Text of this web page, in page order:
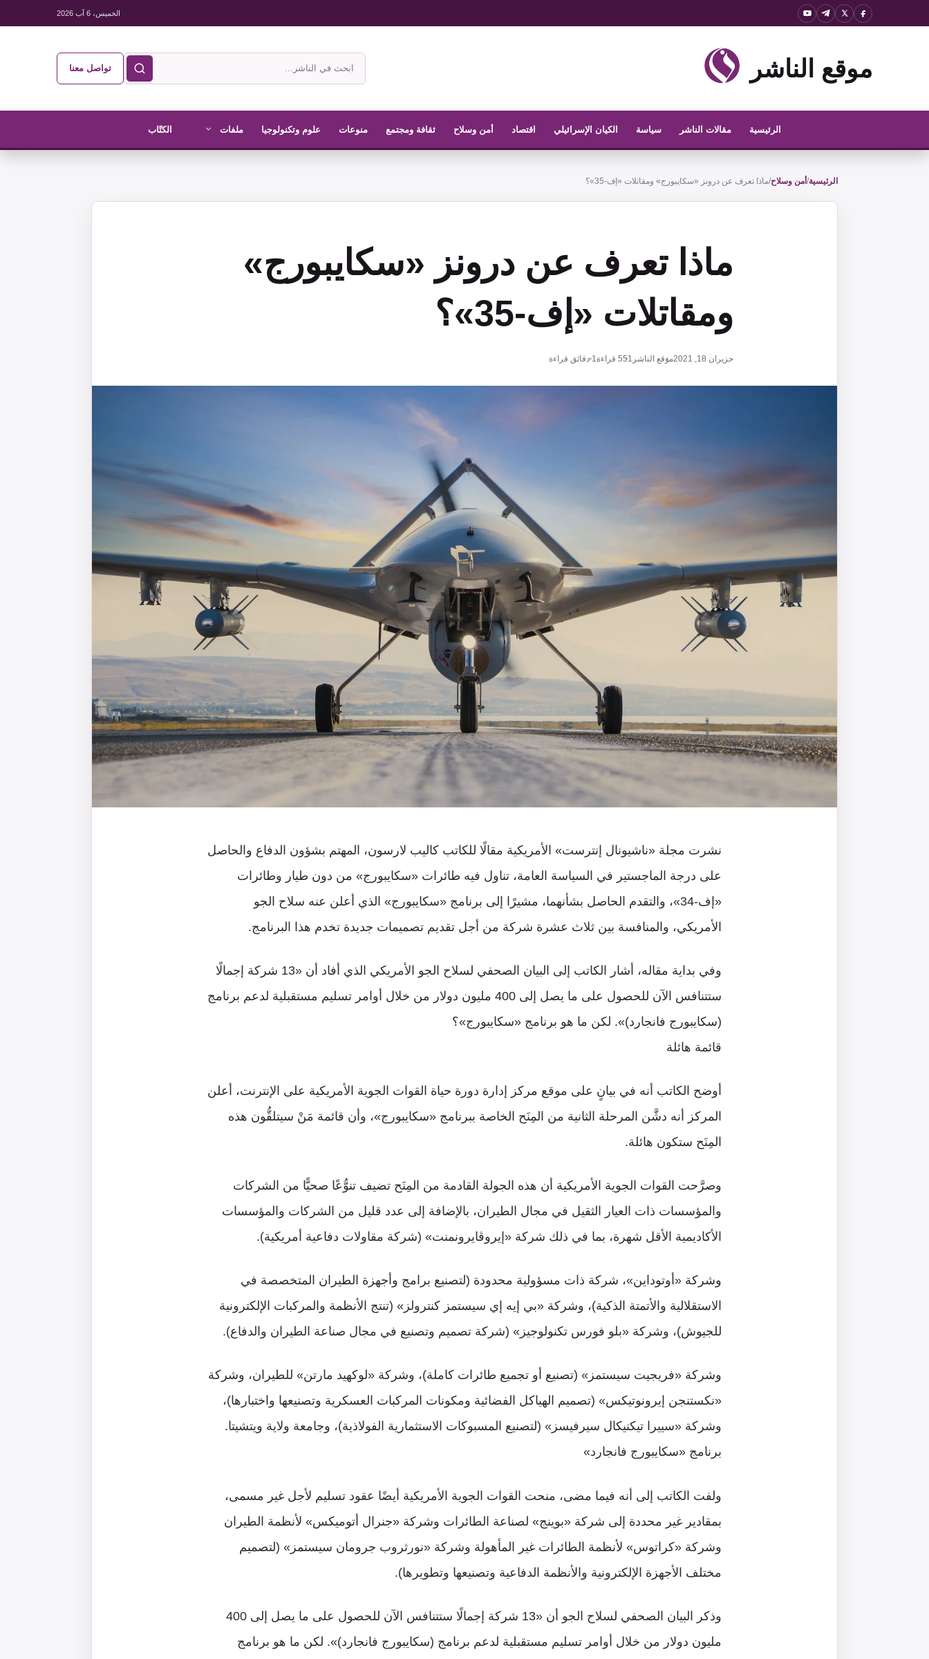
الخميس، 6 آب 2026
موقع الناشر
ابحث
في
الناشر
تواصل معنا
الرئيسية مقالات الناشر سياسة الكيان الإسرائيلي اقتصاد أمن وسلاح ثقافة ومجتمع منوعات علوم وتكنولوجيا ملفات الكتّاب
الرئيسية/ أمن وسلاح/ماذا تعرف عن درونز «سكايبورج» ومقاتلات «إف-35»؟
ماذا تعرف عن درونز «سكايبورج»
ومقاتلات «إف-35»؟
حزيران 18, 2021 موقع الناشر 551 قراءة1 دقائق قراءة
نشرت مجلة «ناشيونال إنترست» الأمريكية مقالًا للكاتب كاليب لارسون، المهتم بشؤون الدفاع والحاصل
على درجة الماجستير في السياسة العامة، تناول فيه طائرات «سكايبورج» من دون طيار وطائرات
«إف-34»، والتقدم الحاصل بشأنهما، مشيرًا إلى برنامج «سكايبورج» الذي أعلن عنه سلاح الجو
الأمريكي، والمنافسة بين ثلاث عشرة شركة من أجل تقديم تصميمات جديدة تخدم هذا البرنامج.
وفي بداية مقاله، أشار الكاتب إلى البيان الصحفي لسلاح الجو الأمريكي الذي أفاد أن «13 شركة إجمالًا
ستتنافس الآن للحصول على ما يصل إلى 400 مليون دولار من خلال أوامر تسليم مستقبلية لدعم برنامج
(سكايبورج فانجارد)». لكن ما هو برنامج «سكايبورج»؟
قائمة هائلة
أوضح الكاتب أنه في بيانٍ على موقع مركز إدارة دورة حياة القوات الجوية الأمريكية على الإنترنت، أعلن
المركز أنه دشَّن المرحلة الثانية من المِنَح الخاصة ببرنامج «سكايبورج»، وأن قائمة مَنْ سيتلقُّون هذه
المِنَح ستكون هائلة.
وصرَّحت القوات الجوية الأمريكية أن هذه الجولة القادمة من المِنَح تضيف تنوُّعًا صحيًّا من الشركات
والمؤسسات ذات العيار الثقيل في مجال الطيران، بالإضافة إلى عدد قليل من الشركات والمؤسسات
الأكاديمية الأقل شهرة، بما في ذلك شركة «إيروڤايرونمنت» (شركة مقاولات دفاعية أمريكية).
وشركة «أوتوداين»، شركة ذات مسؤولية محدودة (لتصنيع برامج وأجهزة الطيران المتخصصة في
الاستقلالية والأتمتة الذكية)، وشركة «بي إيه إي سيستمز كنترولز» (تنتج الأنظمة والمركبات الإلكترونية
للجيوش)، وشركة «بلو فورس تكنولوجيز» (شركة تصميم وتصنيع في مجال صناعة الطيران والدفاع).
وشركة «فريجيت سيستمز» (تصنيع أو تجميع طائرات كاملة)، وشركة «لوكهيد مارتن» للطيران، وشركة
«نكستنجن إيرونوتيكس» (تصميم الهياكل الفضائية ومكونات المركبات العسكرية وتصنيعها واختبارها)،
وشركة «سييرا تيكنيكال سيرفيسز» (لتصنيع المسبوكات الاستثمارية الفولاذية)، وجامعة ولاية ويتشيتا.
برنامج «سكايبورج فانجارد»
ولفت الكاتب إلى أنه فيما مضى، منحت القوات الجوية الأمريكية أيضًا عقود تسليم لأجل غير مسمى،
بمقادير غير محددة إلى شركة «بوينج» لصناعة الطائرات وشركة «جنرال أتوميكس» لأنظمة الطيران
وشركة «كراتوس» لأنظمة الطائرات غير المأهولة وشركة «نورثروب جرومان سيستمز» (لتصميم
مختلف الأجهزة الإلكترونية والأنظمة الدفاعية وتصنيعها وتطويرها).
وذكر البيان الصحفي لسلاح الجو أن «13 شركة إجمالًا ستتنافس الآن للحصول على ما يصل إلى 400
مليون دولار من خلال أوامر تسليم مستقبلية لدعم برنامج (سكايبورج فانجارد)». لكن ما هو برنامج